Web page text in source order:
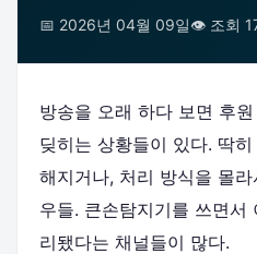
📅 2026년 04월 09일👁️ 조회
방송을 오래 하다 보면 후
딪히는 상황들이 있다. 딱
해지거나, 처리 방식을 몰
우들. 큰손탐지기를 쓰면서
리됐다는 채널들이 많다.